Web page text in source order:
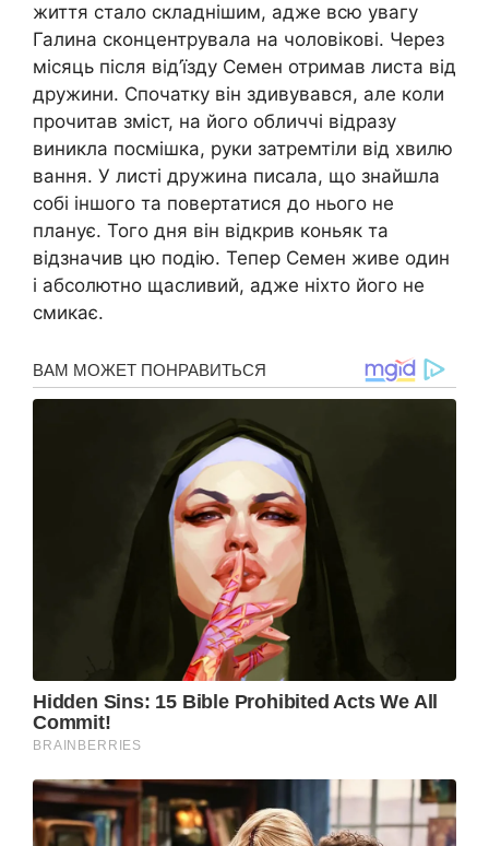
життя стало складнішим, адже всю увагу
Галина сконцентрувала на чоловікові. Через
місяць після від’їзду Семен отримав листа від
дружини. Спочатку він здивувався, але коли
прочитав зміст, на його обличчі відразу
виникла посмішка, руки затремтіли від хвилю
вання. У листі дружина писала, що знайшла
собі іншого та повертатися до нього не
планує. Того дня він відкрив коньяк та
відзначив цю подію. Тепер Семен живе один
і абсолютно щасливий, адже ніхто його не
смикає.